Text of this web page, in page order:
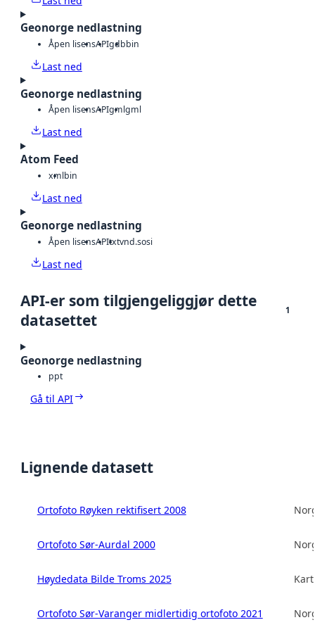
Geonorge nedlastning
Åpen lisensAPIgdbbin
Last ned
Geonorge nedlastning
Åpen lisensAPIgmlgml
Last ned
Atom Feed
xmlbin
Last ned
Geonorge nedlastning
Åpen lisensAPItxtvnd.sosi
Last ned
API-er som tilgjengeliggjør dette
datasettet
1
Geonorge nedlastning
ppt
Gå til API
Lignende datasett
Ortofoto Røyken rektifisert 2008
Ortofoto Sør-Aurdal 2000
Høydedata Bilde Troms 2025
Ortofoto Sør-Varanger midlertidig ortofoto 2021